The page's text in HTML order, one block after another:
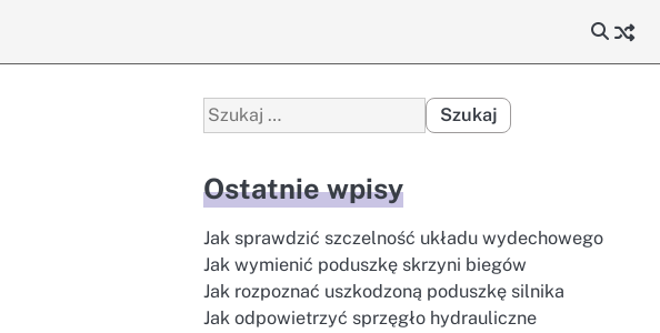
Szukaj:
Ostatnie wpisy
Jak sprawdzić szczelność układu wydechowego
Jak wymienić poduszkę skrzyni biegów
Jak rozpoznać uszkodzoną poduszkę silnika
Jak odpowietrzyć sprzęgło hydrauliczne